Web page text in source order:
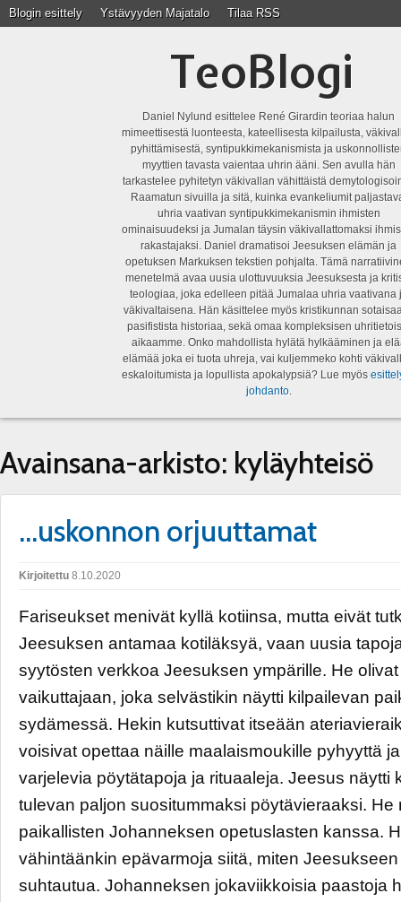
Blogin esittely Ystävyyden Majatalo Tilaa RSS
TeoBlogi
Daniel Nylund esittelee René Girardin teoriaa halun
mimeettisestä luonteesta, kateellisesta kilpailusta,
pyhittämisestä, syntipukkimekanismista ja
myyttien tavasta vaientaa uhrin ääni. Sen avulla hän
tarkastelee pyhitetyn väkivallan vähittäistä
Raamatun sivuilla ja sitä, kuinka evankeliumit
uhria vaativan syntipukkimekanismin ihmisten
ominaisuudeksi ja Jumalan täysin väkivallattomaksi
rakastajaksi. Daniel dramatisoi Jeesuksen elämän ja
opetuksen Markuksen tekstien pohjalta. Tämä
menetelmä avaa uusia ulottuvuuksia Jeesuksesta ja
teologiaa, joka edelleen pitää Jumalaa uhria vaativana
väkivaltaisena. Hän käsittelee myös kristikunnan
pasifistista historiaa, sekä omaa kompleksisen
aikaamme. Onko mahdollista hylätä hylkääminen ja
elämää joka ei tuota uhreja, vai kuljemmeko kohti
eskaloitumista ja lopullista apokalypsiä? Lue myös
johdanto.
Avainsana-arkisto: kyläyhteisö
…uskonnon orjuuttamat
Kirjoitettu 8.10.2020
Fariseukset menivät kyllä kotiinsa, mutta eivät
Jeesuksen antamaa kotiläksyä, vaan uusia
syytösten verkkoa Jeesuksen ympärille. He
vaikuttajaan, joka selvästikin näytti kilpailevan
sydämessä. Hekin kutsuttivat itseään
voisivat opettaa näille maalaismoukille pyhyyttä
varjelevia pöytätapoja ja rituaaleja. Jeesus näytti
tulevan paljon suositummaksi pöytävieraaksi. He
paikallisten Johanneksen opetuslasten kanssa.
vähintäänkin epävarmoja siitä, miten
suhtautua. Johanneksen jokaviikkoisia paastoja